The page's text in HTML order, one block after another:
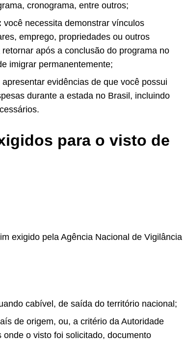
cronograma, entre outros;
você necessita demonstrar vínculos
emprego, propriedades ou outros
após a conclusão do programa no
imigrar permanentemente;
evidências de que você possui
durante a estada no Brasil, incluindo
para o visto de
exigido pela Agência Nacional de Vigilância
cabível, de saída do território nacional;
de origem, ou, a critério da Autoridade
onde o visto foi solicitado, documento